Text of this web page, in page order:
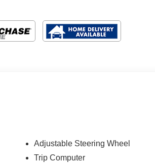
Adjustable Steering Wheel
Trip Computer